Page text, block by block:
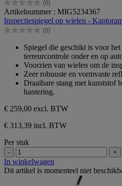
(0)
0.0
van
de
5
Artikelnummer : MIG5234367
Inspectiespiegel op wielen -
(0)
0.0
sterren.
Spiegel die geschikt is voor
terreurcontrole onder en op
Voorzien van wielen om de
Zeer robuuste en vormvaste
Draaibare stang met kunststof
hantering.
€ 259,00 excl. BTW
€ 313,39 incl. BTW
Per stuk
- +
In winkelwagen
Dit artikel is momenteel niet